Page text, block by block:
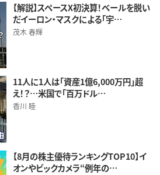
【解説】スペースX初決算！ベールを脱い
だイーロン・マスクによる「宇…
茂木 春輝
11人に1人は「資産1億6,000万円」超
え！？…米国で「百万ドル…
香川 睦
【8月の株主優待ランキングTOP10】イ
オンやビックカメラ“例年の…